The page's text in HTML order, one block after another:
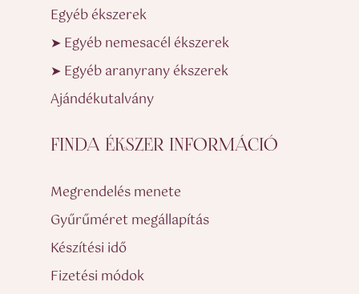
Egyéb ékszerek
➤ Egyéb nemesacél ékszerek
➤ Egyéb aranyrany ékszerek
Ajándékutalvány
FINDA ÉKSZER INFORMÁCIÓ
Megrendelés menete
Gyűrűméret megállapítás
Készítési idő
Fizetési módok